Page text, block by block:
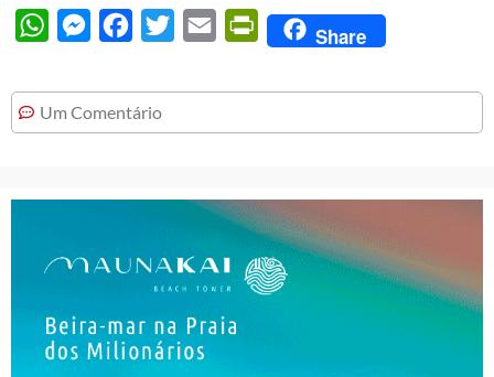
WhatsAppMessengerFacebook
Twitter Email PrintFriendly
Share
Um Comentário